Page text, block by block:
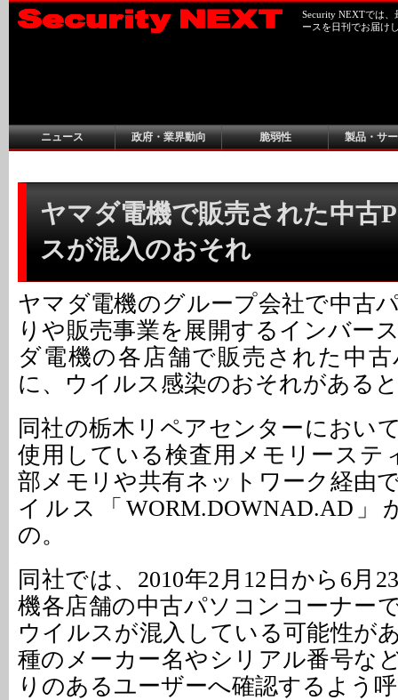
Security NEXTでは
ースを日刊でお届け
ニュース 政府・業界動向 脆弱性 製品・サ
ヤマダ電機で販売された中古
スが混入のおそれ
ヤマダ電機のグループ会社で中古
りや販売事業を展開するインバー
ダ電機の各店舗で販売された中
に、ウイルス感染のおそれがある
同社の栃木リペアセンターにおい
使用している検査用メモリーステ
部メモリや共有ネットワーク経由
イルス「WORM.DOWNAD.AD
の。
同社では、2010年2月12日から6月
機各店舗の中古パソコンコーナー
ウイルスが混入している可能性が
種のメーカー名やシリアル番号な
りのあるユーザーへ確認するよう